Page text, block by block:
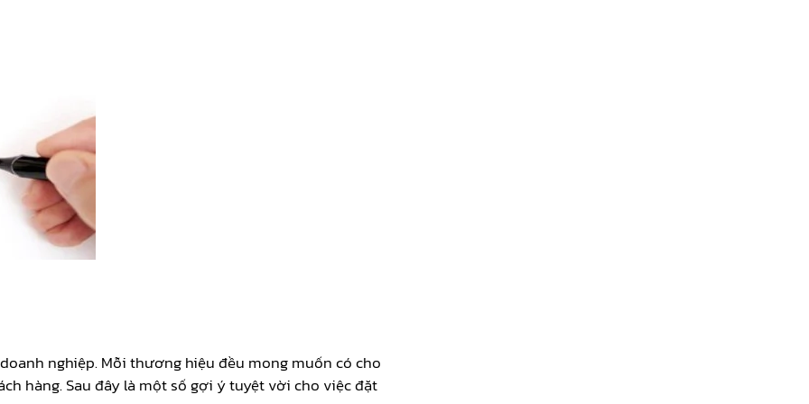
nghiệp. Mỗi thương hiệu đều mong muốn có cho
hàng. Sau đây là một số gợi ý tuyệt vời cho việc đặt